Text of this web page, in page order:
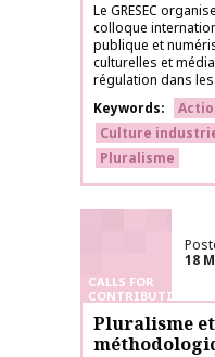
Le GRESEC
colloque
publique et
culturelles et
régulation dans
Keywords
Culture
Pluralisme
CALLS FOR
CONTRIBUTIONS
18
Pluralisme